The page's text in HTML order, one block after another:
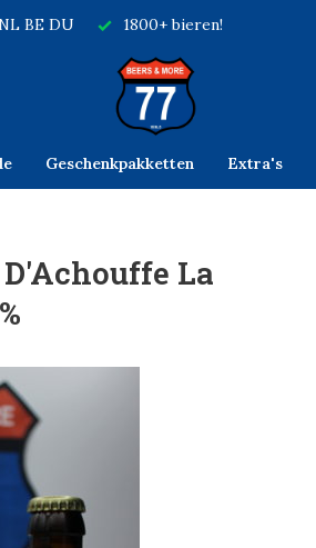
BE DU 1800+ bieren!
Geschenkpakketten Extra's
La